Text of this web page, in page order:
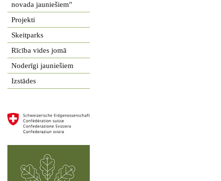
novada jauniešiem"
Projekti
Skeitparks
Rīcība vides jomā
Noderīgi jauniešiem
Izstādes